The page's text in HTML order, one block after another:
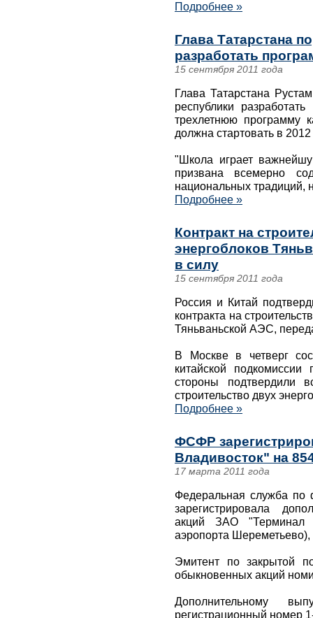
Подробнее »
Глава Татарстана
разработать
15 сентября 2011 года
Глава Татарстана
республики
трехлетнюю программу
должна стартовать в 2012
"Школа играет
призвана всемерно
национальных традиций,
Подробнее »
Контракт на
энергоблоков
в силу
15 сентября 2011 года
Россия и Китай
контракта на
Тяньваньской АЭС,
В Москве в четверг
китайской
стороны подтвердили
строительство двух
Подробнее »
ФСФР
Владивосток" на
17 марта 2011 года
Федеральная служба
зарегистрировала
акций ЗАО "Терминал
аэропорта
Эмитент по закрытой
обыкновенных акций
Дополнительному
регистрационный номер